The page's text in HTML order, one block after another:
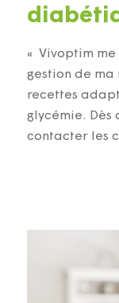
« Vivoptim me
gestion de ma
recettes
glycémie. Dès
contacter les